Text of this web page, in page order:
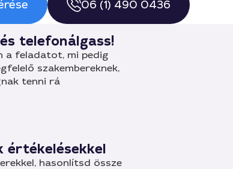
06 (1) 490 0436
telefonálgass!
a feladatot, mi pedig
szakembereknek,
tenni rá
értékelésekkel
hasonlítsd össze